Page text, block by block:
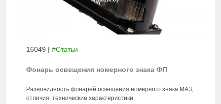
16049 | #Статьи
Фонарь освещения номерного знака ФП
Разновидность фонарей освещения номерного знака МАЗ,
отличия, технические характеристики